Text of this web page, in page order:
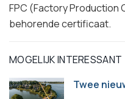
FPC (Factory Production
behorende certificaat.
MOGELIJK INTERESSANT
Twee